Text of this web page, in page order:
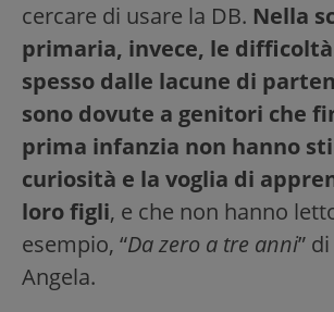
cercare di usare la DB. Nella
primaria, invece, le
spesso dalle lacune di
sono dovute a genitori che
prima infanzia non hanno
curiosità e la voglia di
loro figli, e che non hanno
esempio, “Da zero a tre anni”
Angela.